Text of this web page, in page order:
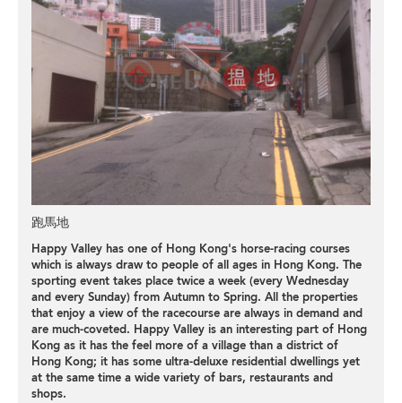
跑馬地
Happy Valley has one of Hong Kong's horse-racing courses
which is always draw to people of all ages in Hong Kong. The
sporting event takes place twice a week (every Wednesday
and every Sunday) from Autumn to Spring. All the properties
that enjoy a view of the racecourse are always in demand and
are much-coveted. Happy Valley is an interesting part of Hong
Kong as it has the feel more of a village than a district of
Hong Kong; it has some ultra-deluxe residential dwellings yet
at the same time a wide variety of bars, restaurants and
shops.